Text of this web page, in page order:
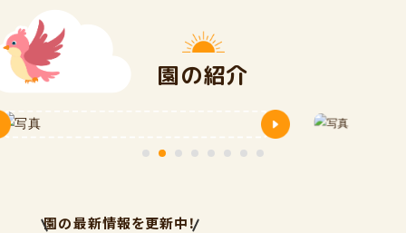
園の紹介
園の最新情報を更新中！